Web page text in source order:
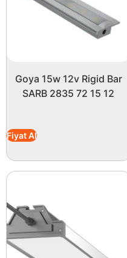
Goya 15w 12v Rigid Bar
SARB 2835 72 15 12
Fiyat Al